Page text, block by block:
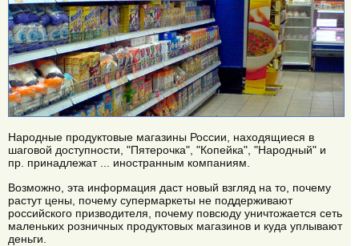
Народные продуктовые магазины России, находящиеся в
шаговой доступности, "Пятерочка", "Копейка", "Народный" и
пр. принадлежат ... иностранным компаниям.
Возможно, эта информация даст новый взгляд на то, почему
растут цены, почему супермаркеты не поддерживают
российского призводителя, почему повсюду уничтожается сеть
маленьких розничных продуктовых магазинов и куда уплывают
деньги.